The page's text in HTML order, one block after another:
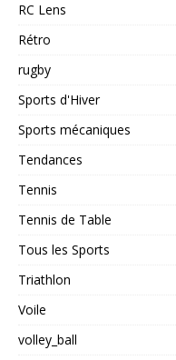
RC Lens
Rétro
rugby
Sports d'Hiver
Sports mécaniques
Tendances
Tennis
Tennis de Table
Tous les Sports
Triathlon
Voile
volley_ball